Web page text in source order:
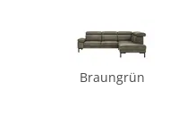
Braungrün